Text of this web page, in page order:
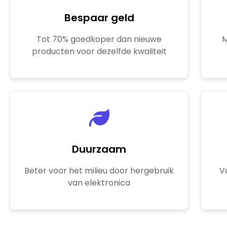
Bespaar geld
Tot 70% goedkoper dan nieuwe
producten voor dezelfde kwaliteit
Duurzaam
Beter voor het milieu door hergebruik
van elektronica